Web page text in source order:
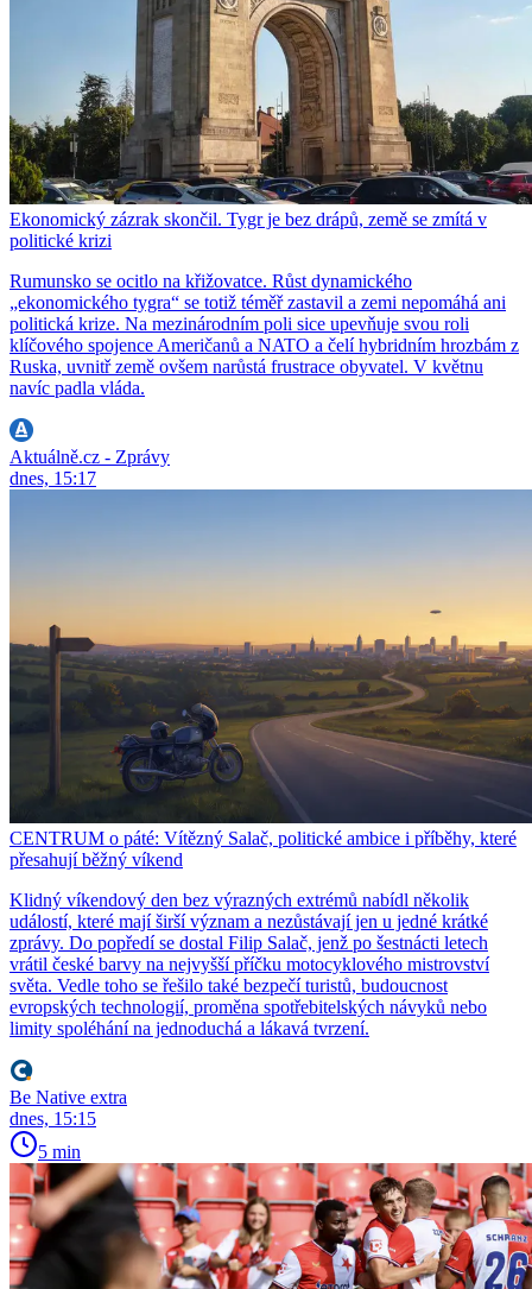
Ekonomický zázrak skončil. Tygr je bez drápů, země se zmítá v
politické krizi
Rumunsko se ocitlo na křižovatce. Růst dynamického
„ekonomického tygra“ se totiž téměř zastavil a zemi nepomáhá ani
politická krize. Na mezinárodním poli sice upevňuje svou roli
klíčového spojence Američanů a NATO a čelí hybridním hrozbám z
Ruska, uvnitř země ovšem narůstá frustrace obyvatel. V květnu
navíc padla vláda.
Aktuálně.cz - Zprávy
dnes, 15:17
CENTRUM o páté: Vítězný Salač, politické ambice i příběhy, které
přesahují běžný víkend
Klidný víkendový den bez výrazných extrémů nabídl několik
událostí, které mají širší význam a nezůstávají jen u jedné krátké
zprávy. Do popředí se dostal Filip Salač, jenž po šestnácti letech
vrátil české barvy na nejvyšší příčku motocyklového mistrovství
světa. Vedle toho se řešilo také bezpečí turistů, budoucnost
evropských technologií, proměna spotřebitelských návyků nebo
limity spoléhání na jednoduchá a lákavá tvrzení.
Be Native extra
dnes, 15:15
5 min